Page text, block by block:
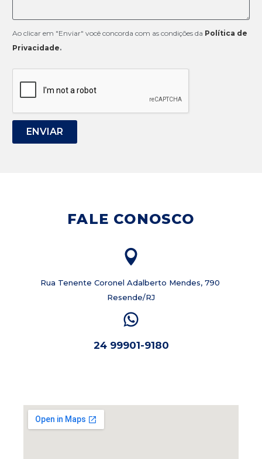
Ao clicar em "Enviar" você concorda com as condições da Política de
Privacidade.
ENVIAR
FALE CONOSCO
Rua Tenente Coronel Adalberto Mendes, 790
Resende/RJ
24 99901-9180